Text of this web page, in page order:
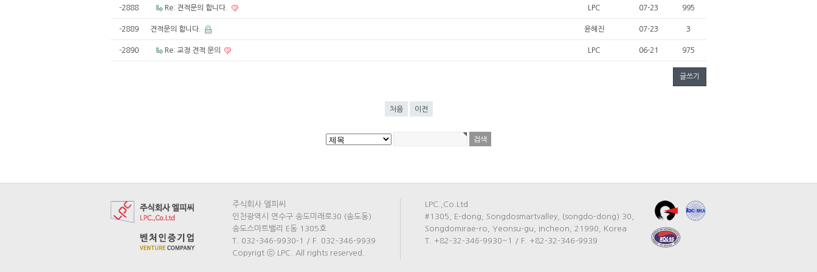
-2888 Re: 견적문의 합니다. LPC 07-23 995
-2889 견적문의 합니다. 윤혜진 07-23 3
-2890 Re: 교정 견적 문의 LPC 06-21 975
글쓰기
처음 이전
주식회사 엘피씨
인천광역시 연수구 송도미래로30 (송도동)
송도스마트밸리 E동 1305호
T. 032-346-9930-1 / F. 032-346-9939
Copyrigt ⓒ LPC. All rights reserved.
LPC.,Co.Ltd
#1305, E-dong, Songdosmartvalley, (songdo-dong) 30,
Songdomirae-ro, Yeonsu-gu, Incheon, 21990, Korea
T. +82-32-346-9930~1 / F. +82-32-346-9939